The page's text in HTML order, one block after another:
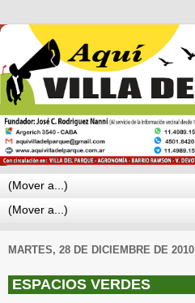
MARTES, 28 DE DICIEMBRE DE 2010
ESPACIOS VERDES